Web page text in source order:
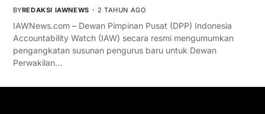
BYREDAKSI IAWNEWS 2 TAHUN AGO
IAWNews.com – Dewan Pimpinan Pusat (DPP) Indonesia
Accountability Watch (IAW) secara resmi mengumumkan
pengangkatan susunan pengurus baru untuk Dewan
Perwakilan…